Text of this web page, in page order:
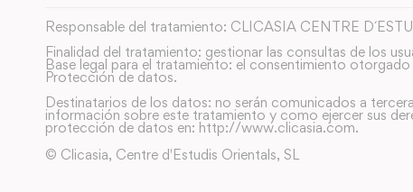
Responsable del tratamiento: CLICASIA CENTRE
Finalidad del tratamiento: gestionar las consultas de los
Base legal para el tratamiento: el consentimiento
Protección de datos.
Destinatarios de los datos: no serán comunicados a
información sobre este tratamiento y como ejercer sus
protección de datos en: http://www.clicasia.com.
© Clicasia, Centre d'Estudis Orientals, SL